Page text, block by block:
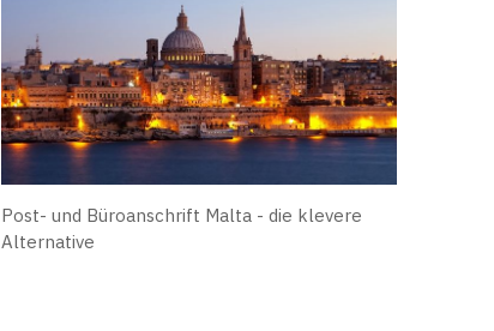
Post- und Büroanschrift Malta - die klevere
Alternative